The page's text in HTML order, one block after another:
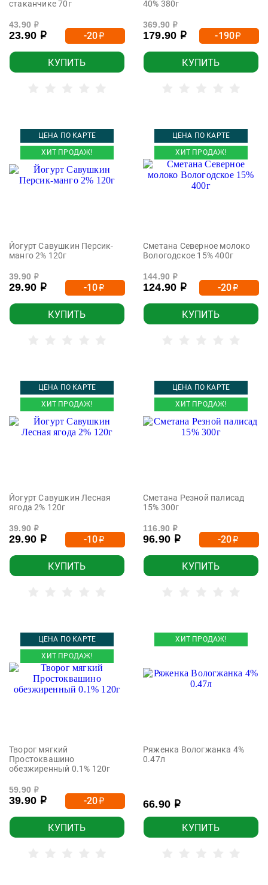
стаканчике 70г
43.90 р
23.90 р -20р
КУПИТЬ
40% 380г
369.90 р
179.90 р -190р
КУПИТЬ
ЦЕНА ПО КАРТЕ
ХИТ ПРОДАЖ!
Йогурт Савушкин Персик-
манго 2% 120г
39.90 р
29.90 р -10р
КУПИТЬ
ЦЕНА ПО КАРТЕ
ХИТ ПРОДАЖ!
Сметана Северное молоко
Вологодское 15% 400г
144.90 р
124.90 р -20р
КУПИТЬ
ЦЕНА ПО КАРТЕ
ХИТ ПРОДАЖ!
Йогурт Савушкин Лесная
ягода 2% 120г
39.90 р
29.90 р -10р
КУПИТЬ
ЦЕНА ПО КАРТЕ
ХИТ ПРОДАЖ!
Сметана Резной палисад
15% 300г
116.90 р
96.90 р -20р
КУПИТЬ
ЦЕНА ПО КАРТЕ
ХИТ ПРОДАЖ!
Творог мягкий
Простоквашино
обезжиренный 0.1% 120г
59.90 р
39.90 р -20р
КУПИТЬ
ХИТ ПРОДАЖ!
Ряженка Вологжанка 4%
0.47л
66.90 р
КУПИТЬ